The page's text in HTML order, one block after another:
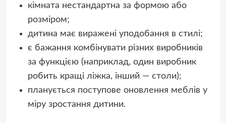
кімната нестандартна за формою або
розміром;
дитина має виражені уподобання в стилі;
є бажання комбінувати різних виробників
за функцією (наприклад, один виробник
робить кращі ліжка, інший — столи);
планується поступове оновлення меблів у
міру зростання дитини.